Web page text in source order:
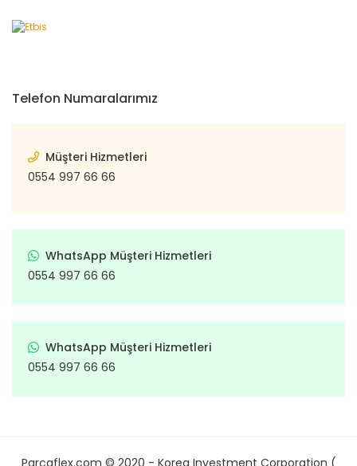
Telefon Numaralarımız
Müşteri Hizmetleri
0554 997 66 66
WhatsApp Müşteri Hizmetleri
0554 997 66 66
WhatsApp Müşteri Hizmetleri
0554 997 66 66
Parcaflex.com © 2020 - Korea Investment Corporation (